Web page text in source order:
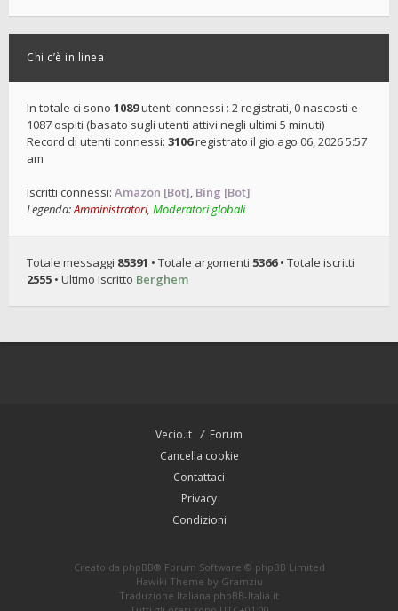
Chi c’è in linea
In totale ci sono 1089utenti connessi : 2 registrati, 0 nascosti e
1087 ospiti (basato sugli utenti attivi negli ultimi 5 minuti)
Record di utenti connessi: 3106registrato il gio ago 06, 2026 5:57
am
Iscritti connessi: Amazon [Bot], Bing [Bot]
Legenda:Amministratori, Moderatori globali
Totale messaggi 85391 • Totale argomenti 5366• Totale iscritti
2555 • Ultimo iscritto Berghem
Vecio.it
Forum
Cancella cookie
Contattaci
Privacy
Condizioni
Creato da phpBB® Forum Software © phpBB Limited
Hawiki Theme by Gramziu
Traduzione Italiana phpBB-Italia.it